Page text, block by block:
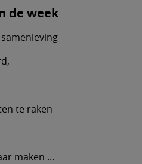
de week
te raken
maken ...